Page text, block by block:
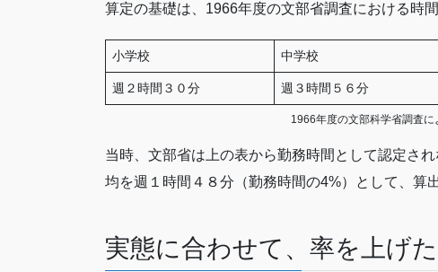
算定の基礎は、1966年度の文部省調査における時間
小学校 中学校
週２時間３０分 週３時間５６分
1966年度の文部科学省調査
当時、文部省は上の表から勤務時間として認定さ
均を週１時間４８分（勤務時間の4%）として、算
実態に合わせて、率を上げ